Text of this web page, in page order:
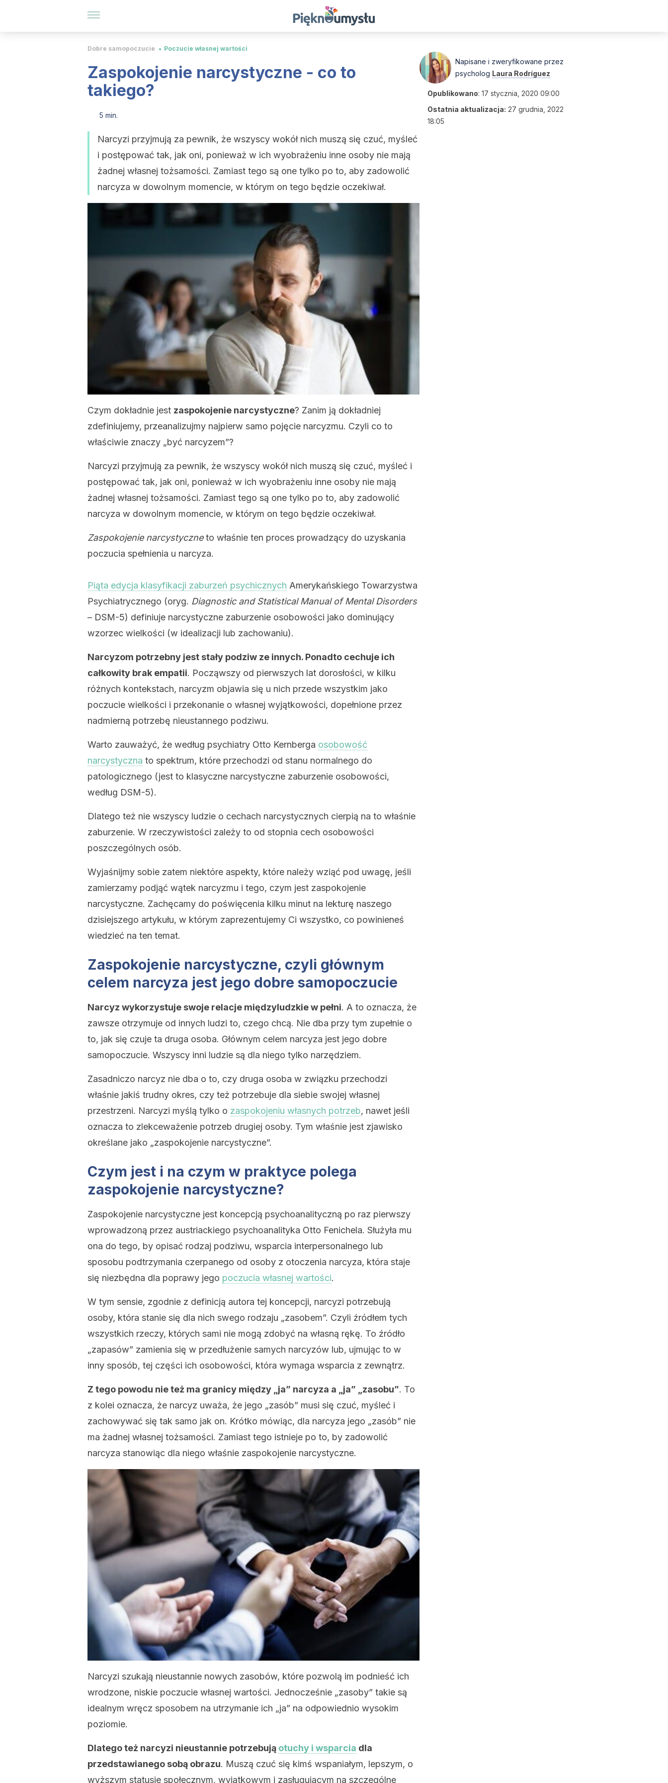
Dobre samopoczucie Poczucie własnej wartości
Zaspokojenie narcystyczne - co to
takiego?
5 min.
Narcyzi przyjmują za pewnik, że wszyscy wokół nich muszą się czuć, myśleć
i postępować tak, jak oni, ponieważ w ich wyobrażeniu inne osoby nie mają
żadnej własnej tożsamości. Zamiast tego są one tylko po to, aby zadowolić
narcyza w dowolnym momencie, w którym on tego będzie oczekiwał.
Czym dokładnie jest zaspokojenie narcystyczne? Zanim ją dokładniej
zdefiniujemy, przeanalizujmy najpierw samo pojęcie narcyzmu. Czyli co to
właściwie znaczy „być narcyzem”?
Narcyzi przyjmują za pewnik, że wszyscy wokół nich muszą się czuć, myśleć i
postępować tak, jak oni, ponieważ w ich wyobrażeniu inne osoby nie mają
żadnej własnej tożsamości. Zamiast tego są one tylko po to, aby zadowolić
narcyza w dowolnym momencie, w którym on tego będzie oczekiwał.
Zaspokojenie narcystyczneto właśnie ten proces prowadzący do uzyskania
poczucia spełnienia u narcyza.
Piąta edycja klasyfikacji zaburzeń psychicznych Amerykańskiego Towarzystwa
Psychiatrycznego (oryg. Diagnostic and Statistical Manual of Mental Disorders
– DSM-5) definiuje narcystyczne zaburzenie osobowości jako dominujący
wzorzec wielkości (w idealizacji lub zachowaniu).
Narcyzom potrzebny jest stały podziw ze innych. Ponadto cechuje ich
całkowity brak empatii. Począwszy od pierwszych lat dorosłości, w kilku
różnych kontekstach, narcyzm objawia się u nich przede wszystkim jako
poczucie wielkości i przekonanie o własnej wyjątkowości, dopełnione przez
nadmierną potrzebę nieustannego podziwu.
Warto zauważyć, że według psychiatry Otto Kernberga osobowość
narcystyczna to spektrum, które przechodzi od stanu normalnego do
patologicznego (jest to klasyczne narcystyczne zaburzenie osobowości,
według DSM-5).
Dlatego też nie wszyscy ludzie o cechach narcystycznych cierpią na to właśnie
zaburzenie. W rzeczywistości zależy to od stopnia cech osobowości
poszczególnych osób.
Wyjaśnijmy sobie zatem niektóre aspekty, które należy wziąć pod uwagę, jeśli
zamierzamy podjąć wątek narcyzmu i tego, czym jest zaspokojenie
narcystyczne. Zachęcamy do poświęcenia kilku minut na lekturę naszego
dzisiejszego artykułu, w którym zaprezentujemy Ci wszystko, co powinieneś
wiedzieć na ten temat.
Zaspokojenie narcystyczne, czyli głównym
celem narcyza jest jego dobre samopoczucie
Narcyz wykorzystuje swoje relacje międzyludzkie w pełni. A to oznacza, że
zawsze otrzymuje od innych ludzi to, czego chcą. Nie dba przy tym zupełnie o
to, jak się czuje ta druga osoba. Głównym celem narcyza jest jego dobre
samopoczucie. Wszyscy inni ludzie są dla niego tylko narzędziem.
Zasadniczo narcyz nie dba o to, czy druga osoba w związku przechodzi
właśnie jakiś trudny okres, czy też potrzebuje dla siebie swojej własnej
przestrzeni. Narcyzi myślą tylko o zaspokojeniu własnych potrzeb, nawet jeśli
oznacza to zlekceważenie potrzeb drugiej osoby. Tym właśnie jest zjawisko
określane jako „zaspokojenie narcystyczne”.
Czym jest i na czym w praktyce polega
zaspokojenie narcystyczne?
Zaspokojenie narcystyczne jest koncepcją psychoanalityczną po raz pierwszy
wprowadzoną przez austriackiego psychoanalityka Otto Fenichela. Służyła mu
ona do tego, by opisać rodzaj podziwu, wsparcia interpersonalnego lub
sposobu podtrzymania czerpanego od osoby z otoczenia narcyza, która staje
się niezbędna dla poprawy jego poczucia własnej wartości.
W tym sensie, zgodnie z definicją autora tej koncepcji, narcyzi potrzebują
osoby, która stanie się dla nich swego rodzaju „zasobem”. Czyli źródłem tych
wszystkich rzeczy, których sami nie mogą zdobyć na własną rękę. To źródło
„zapasów” zamienia się w przedłużenie samych narcyzów lub, ujmując to w
inny sposób, tej części ich osobowości, która wymaga wsparcia z zewnątrz.
Z tego powodu nie też ma granicy między „ja” narcyza a „ja” „zasobu”. To
z kolei oznacza, że narcyz uważa, że ​​jego „zasób” musi się czuć, myśleć i
zachowywać się tak samo jak on. Krótko mówiąc, dla narcyza jego „zasób” nie
ma żadnej własnej tożsamości. Zamiast tego istnieje po to, by zadowolić
narcyza stanowiąc dla niego właśnie zaspokojenie narcystyczne.
Narcyzi szukają nieustannie nowych zasobów, które pozwolą im podnieść ich
wrodzone, niskie poczucie własnej wartości. Jednocześnie „zasoby” takie są
idealnym wręcz sposobem na utrzymanie ich „ja” na odpowiednio wysokim
poziomie.
Dlatego też narcyzi nieustannie potrzebują otuchy i wsparcia dla
przedstawianego sobą obrazu. Muszą czuć się kimś wspaniałym, lepszym, o
wyższym statusie społecznym, wyjątkowym i zasługującym na szczególne
Napisane i zweryfikowane przez
psycholog Laura Rodríguez
Opublikowano: 17 stycznia, 2020 09:00
Ostatnia aktualizacja: 27 grudnia, 2022
18:05